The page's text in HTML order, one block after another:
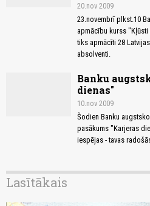
20.nov 2009
23.novembrī plkst.10
apmācību kurss
tiks apmācīti 28
absolventi.
Banku
dienas"
10.nov 2009
Šodien Banku
pasākums "Karjeras
iespējas - tavas
Lasītākais